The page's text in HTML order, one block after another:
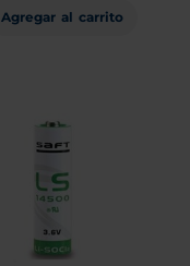
Agregar al carrito